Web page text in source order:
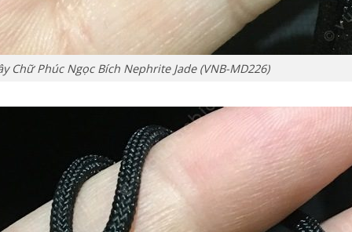
Chữ Phúc Ngọc Bích Nephrite Jade (VNB-MD226)